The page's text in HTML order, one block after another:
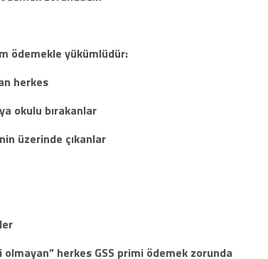
ödemekle yükümlüdür:
herkes
okulu bırakanlar
üzerinde çıkanlar
olmayan” herkes GSS primi ödemek zorunda